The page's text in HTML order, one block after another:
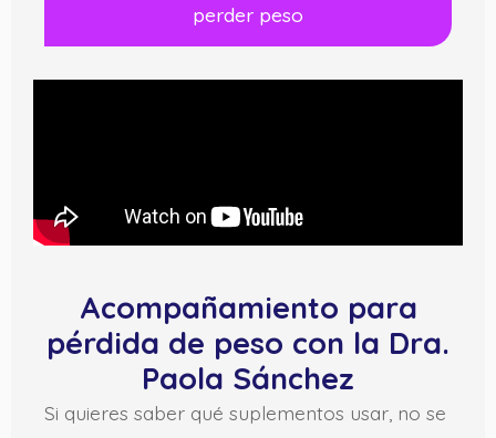
perder peso
Acompañamiento para
pérdida de peso con la Dra.
Paola Sánchez
Si quieres saber qué suplementos usar, no se